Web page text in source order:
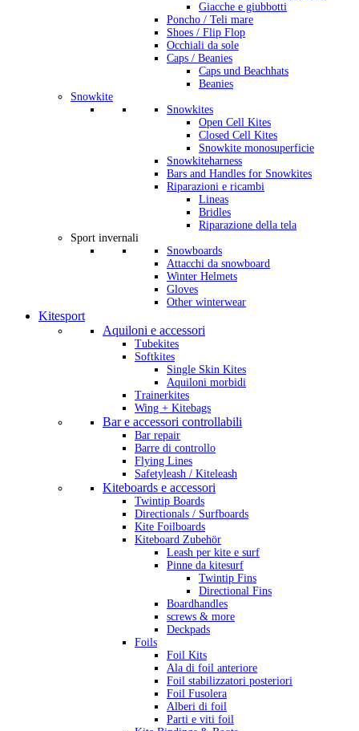
Giacche e giubbotti
Poncho / Teli mare
Shoes / Flip Flop
Occhiali da sole
Caps / Beanies
Caps und Beachhats
Beanies
Snowkite
Snowkites
Open Cell Kites
Closed Cell Kites
Snowkite monosuperficie
Snowkiteharness
Bars and Handles for Snowkites
Riparazioni e ricambi
Lineas
Bridles
Riparazione della tela
Sport invernali
Snowboards
Attacchi da snowboard
Winter Helmets
Gloves
Other winterwear
Kitesport
Aquiloni e accessori
Tubekites
Softkites
Single Skin Kites
Aquiloni morbidi
Trainerkites
Wing + Kitebags
Bar e accessori controllabili
Bar repair
Barre di controllo
Flying Lines
Safetyleash / Kiteleash
Kiteboards e accessori
Twintip Boards
Directionals / Surfboards
Kite Foilboards
Kiteboard Zubehör
Leash per kite e surf
Pinne da kitesurf
Twintip Fins
Directional Fins
Boardhandles
screws & more
Deckpads
Foils
Foil Kits
Ala di foil anteriore
Foil stabilizzatori posteriori
Foil Fusolera
Alberi di foil
Parti e viti foil